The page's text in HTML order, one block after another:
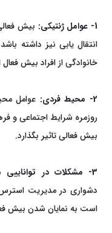
1- عوامل ژنتیکی:
بیش
انتقال یابی نیز داشته
خانوادگی از افراد بیش فعال
2- محیط فردی:
عوامل
روزمره شرایط اجتماعی و
بیش فعالی تاثیر بگذارد.
3- مشکلات در تواناییی مدیریت استرس و اضطراب:
دشواری در مدیریت
است به نمایان شدن بیش